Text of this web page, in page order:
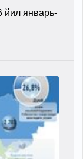
йил январь-